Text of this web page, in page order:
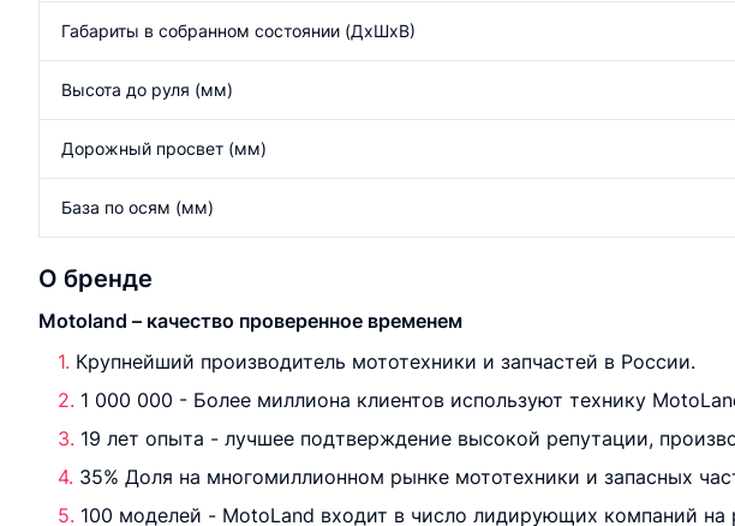
Габариты в собранном состоянии (ДхШхВ)
Высота до руля (мм)
Дорожный просвет (мм)
База по осям (мм)
О бренде
Motoland – качество проверенное временем
Крупнейший производитель мототехники и запчастей в России.
1 000 000 - Более миллиона клиентов используют технику
19 лет опыта - лучшее подтверждение высокой репутации,
35% Доля на многомиллионном рынке мототехники и запасных
100 моделей - MotoLand входит в число лидирующих компаний